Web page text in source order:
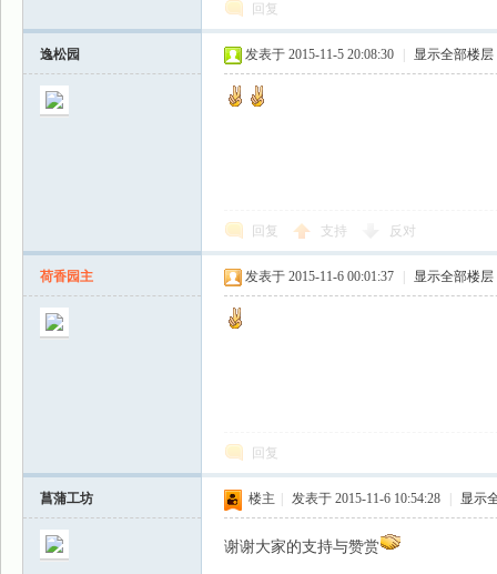
回复
逸松园 发表于 2015-11-5 20:08:30 显示全部楼层
回复 支持 反对
荷香园主 发表于 2015-11-6 00:01:37 显示全部楼层
回复
菖蒲工坊 楼主 发表于 2015-11-6 10:54:28 显示
谢谢大家的支持与赞赏